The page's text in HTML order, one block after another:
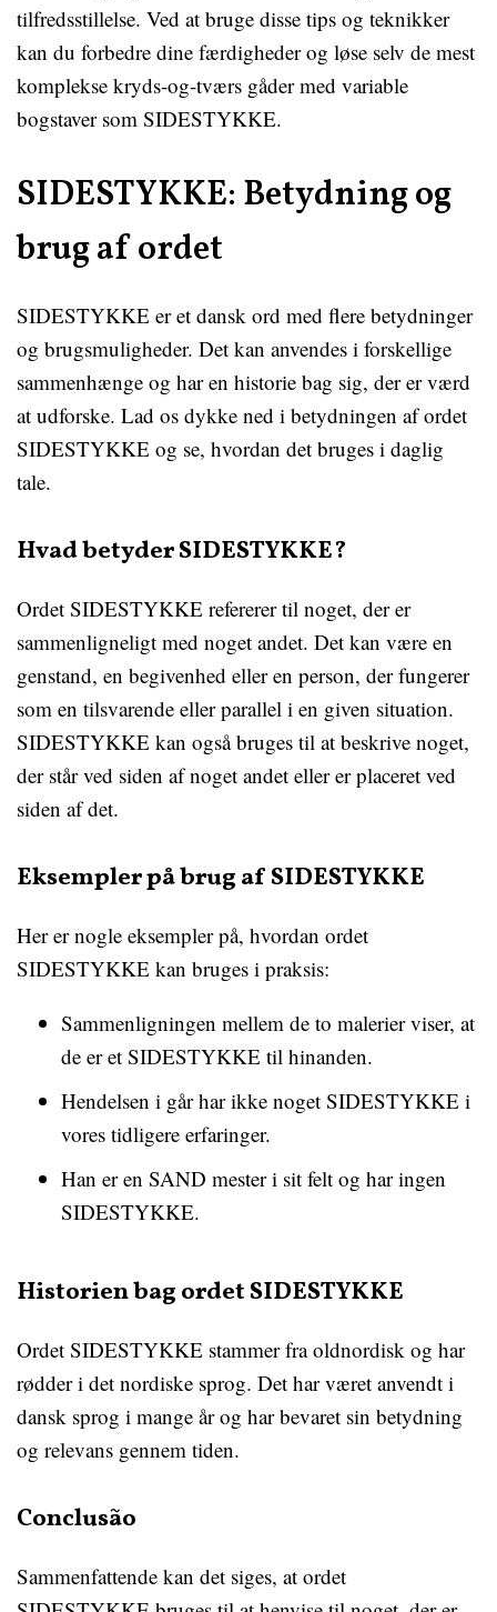
tilfredsstillelse. Ved at bruge disse tips og teknikker
kan du forbedre dine færdigheder og løse selv de mest
komplekse kryds-og-tværs gåder med variable
bogstaver som SIDESTYKKE.
SIDESTYKKE: Betydning og
brug af ordet
SIDESTYKKE er et dansk ord med flere betydninger
og brugsmuligheder. Det kan anvendes i forskellige
sammenhænge og har en historie bag sig, der er værd
at udforske. Lad os dykke ned i betydningen af ordet
SIDESTYKKE og se, hvordan det bruges i daglig
tale.
Hvad betyder SIDESTYKKE?
Ordet SIDESTYKKE refererer til noget, der er
sammenligneligt med noget andet. Det kan være en
genstand, en begivenhed eller en person, der fungerer
som en tilsvarende eller parallel i en given situation.
SIDESTYKKE kan også bruges til at beskrive noget,
der står ved siden af noget andet eller er placeret ved
siden af det.
Eksempler på brug af SIDESTYKKE
Her er nogle eksempler på, hvordan ordet
SIDESTYKKE kan bruges i praksis:
Sammenligningen mellem de to malerier viser, at
de er et SIDESTYKKE til hinanden.
Hendelsen i går har ikke noget SIDESTYKKE i
vores tidligere erfaringer.
Han er en SAND mester i sit felt og har ingen
SIDESTYKKE.
Historien bag ordet SIDESTYKKE
Ordet SIDESTYKKE stammer fra oldnordisk og har
rødder i det nordiske sprog. Det har været anvendt i
dansk sprog i mange år og har bevaret sin betydning
og relevans gennem tiden.
Conclusão
Sammenfattende kan det siges, at ordet